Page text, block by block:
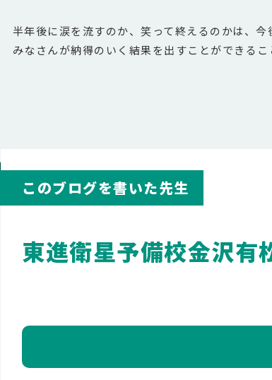
半年後に涙を流すのか、笑って終えるのかは、今
みなさんが納得のいく結果を出すことができるこ
このブログを書いた先生
東進衛星予備校金沢有